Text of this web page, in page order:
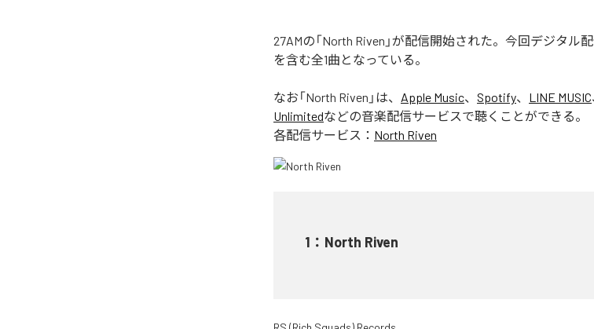
27AMの「North Riven」が配信開始された。今回デジタル
を含む全1曲となっている。
なお「North Riven 」は、 Apple Music、 Spotify、 LINE MUSIC
Unlimitedなどの音楽配信サービスで聴くことができる。
各配信サービス： North Riven
1 ： North Riven